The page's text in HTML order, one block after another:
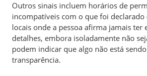
Outros sinais incluem horários de
incompatíveis com o que foi
locais onde a pessoa afirma jamais ter
detalhes, embora isoladamente não
podem indicar que algo não está
transparência.